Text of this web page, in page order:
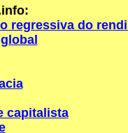
regressiva do
capitalista